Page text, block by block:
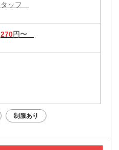
タッフ
円〜
制服あり